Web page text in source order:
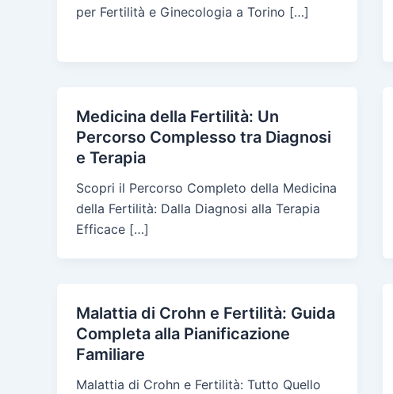
per Fertilità e Ginecologia a Torino […]
Medicina della Fertilità: Un
Percorso Complesso tra Diagnosi
e Terapia
Scopri il Percorso Completo della Medicina
della Fertilità: Dalla Diagnosi alla Terapia
Efficace […]
Malattia di Crohn e Fertilità: Guida
Completa alla Pianificazione
Familiare
Malattia di Crohn e Fertilità: Tutto Quello